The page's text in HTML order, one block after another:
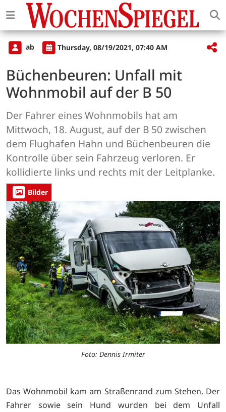
ab Thursday, 08/19/2021, 07:40 AM
Büchenbeuren: Unfall mit
Wohnmobil auf der B 50
Der Fahrer eines Wohnmobils hat am
Mittwoch, 18. August, auf der B 50 zwischen
dem Flughafen Hahn und Büchenbeuren die
Kontrolle über sein Fahrzeug verloren. Er
kollidierte links und rechts mit der Leitplanke.
Bilder
Foto: Dennis Irmiter
Das Wohnmobil kam am Straßenrand zum Stehen. Der
Fahrer sowie sein Hund wurden bei dem Unfall